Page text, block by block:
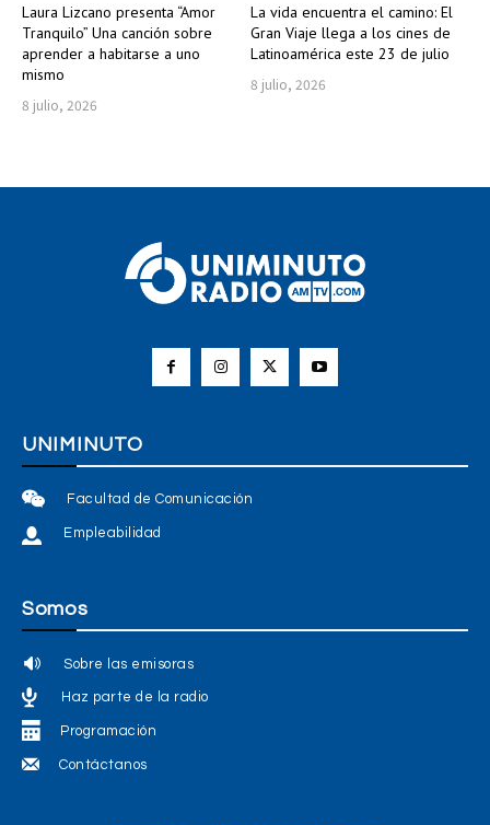
Laura Lizcano presenta “Amor
Tranquilo” Una canción sobre
aprender a habitarse a uno
mismo
8 julio, 2026
La vida encuentra el camino: El
Gran Viaje llega a los cines de
Latinoamérica este 23 de julio
8 julio, 2026
UNIMINUTO
Facultad de Comunicación
Empleabilidad
Somos
Sobre las emisoras
Haz parte de la radio
Programación
Contáctanos